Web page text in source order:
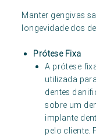
Manter gengivas
longevidade dos
Prótese Fixa
A prótese
utilizada
dentes
sobre um
implante
pelo cliente.